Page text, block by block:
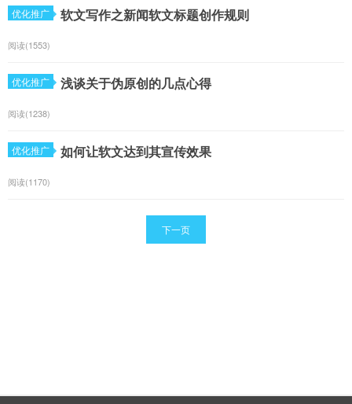
优化推广 软文写作之新闻软文标题创作规则
阅读(1553)
优化推广 浅谈关于伪原创的几点心得
阅读(1238)
优化推广 如何让软文达到其宣传效果
阅读(1170)
下一页